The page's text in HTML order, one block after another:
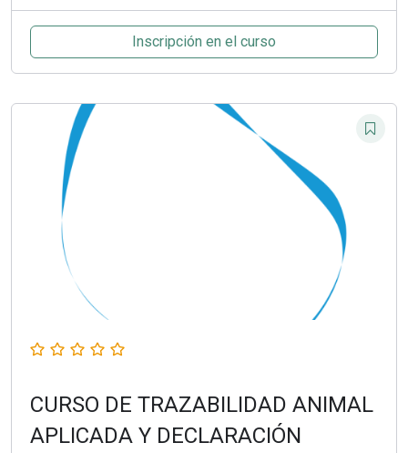
Inscripción en el curso
CURSO DE TRAZABILIDAD ANIMAL
APLICADA Y DECLARACIÓN